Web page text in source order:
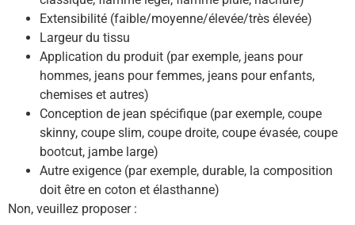
Extensibilité (faible/moyenne/élevée/très élevée)
Largeur du tissu
Application du produit (par exemple, jeans pour
hommes, jeans pour femmes, jeans pour enfants,
chemises et autres)
Conception de jean spécifique (par exemple, coupe
skinny, coupe slim, coupe droite, coupe évasée, coupe
bootcut, jambe large)
Autre exigence (par exemple, durable, la composition
doit être en coton et élasthanne)
Non, veuillez proposer :